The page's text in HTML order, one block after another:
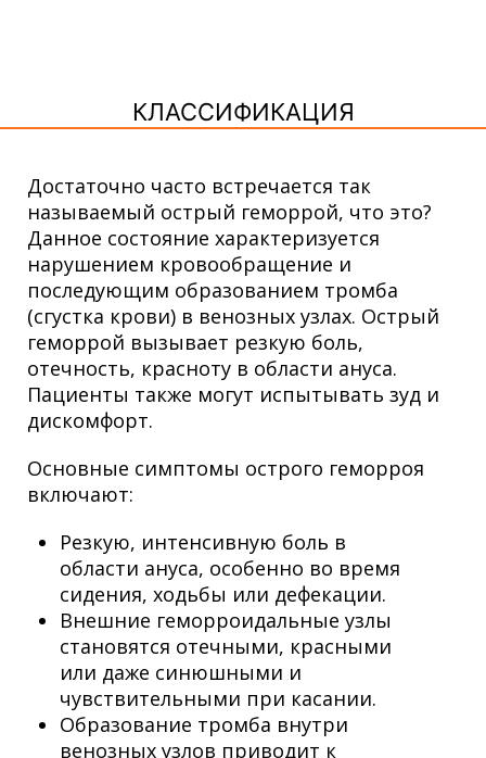
КЛАССИФИКАЦИЯ
Достаточно часто встречается так
называемый острый геморрой, что это?
Данное состояние характеризуется
нарушением кровообращение и
последующим образованием тромба
(сгустка крови) в венозных узлах. Острый
геморрой вызывает резкую боль,
отечность, красноту в области ануса.
Пациенты также могут испытывать зуд и
дискомфорт.
Основные симптомы острого геморроя
включают:
Резкую, интенсивную боль в
области ануса, особенно во время
сидения, ходьбы или дефекации.
Внешние геморроидальные узлы
становятся отечными, красными
или даже синюшными и
чувствительными при касании.
Образование тромба внутри
венозных узлов приводит к